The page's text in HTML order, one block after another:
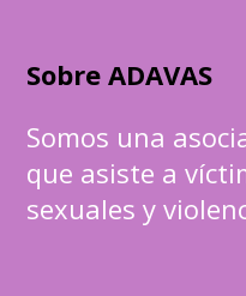
Sobre ADAVAS
Somos una
que asiste a
sexuales y